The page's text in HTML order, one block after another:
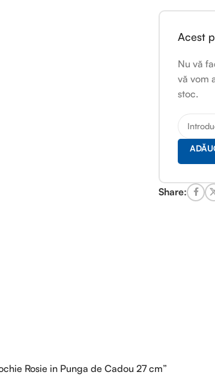
Acest
Nu vă
vă vom
stoc.
Share:
Rosie in Punga de Cadou 27 cm”